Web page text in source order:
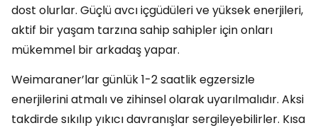
dost olurlar. Güçlü avcı içgüdüleri ve yüksek enerjileri,
aktif bir yaşam tarzına sahip sahipler için onları
mükemmel bir arkadaş yapar.
Weimaraner’lar günlük 1-2 saatlik egzersizle
enerjilerini atmalı ve zihinsel olarak uyarılmalıdır. Aksi
takdirde sıkılıp yıkıcı davranışlar sergileyebilirler. Kısa